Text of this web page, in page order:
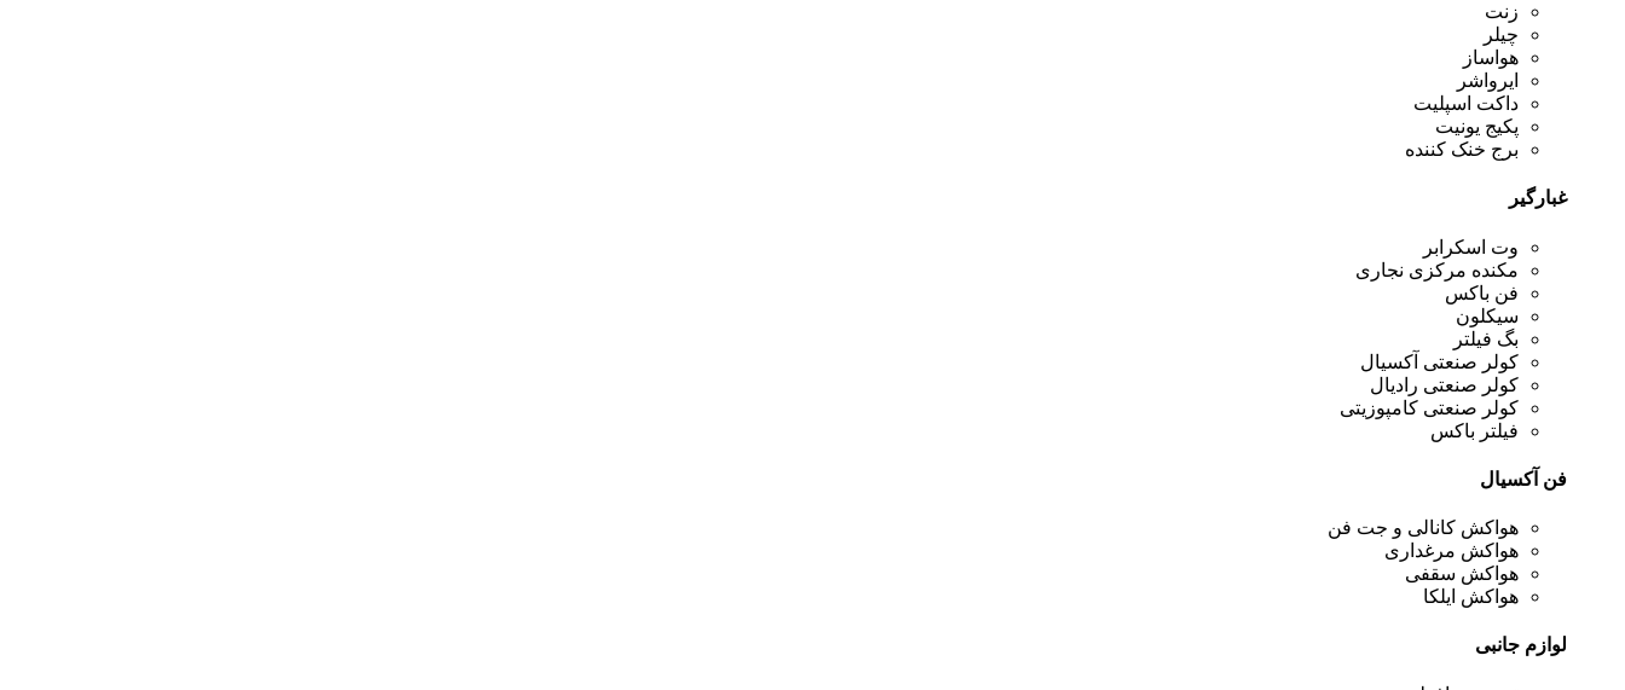
زنت
چیلر
هواساز
ایرواشر
داکت اسپلیت
پکیج یونیت
برج خنک کننده
غبارگیر
وت اسکرابر
مکنده مرکزی نجاری
فن باکس
سیکلون
بگ فیلتر
کولر صنعتی آکسیال
کولر صنعتی رادیال
کولر صنعتی کامپوزیتی
فیلتر باکس
فن آکسیال
هواکش کانالی و جت فن
هواکش مرغداری
هواکش سقفی
هواکش ایلکا
لوازم جانبی